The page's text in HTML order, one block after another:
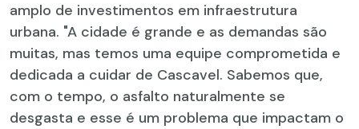
amplo de investimentos em infraestrutura
urbana. "A cidade é grande e as demandas são
muitas, mas temos uma equipe comprometida e
dedicada a cuidar de Cascavel. Sabemos que,
com o tempo, o asfalto naturalmente se
desgasta e esse é um problema que impactam o